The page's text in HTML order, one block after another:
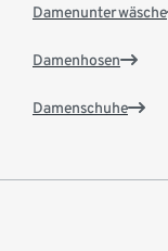
Damenunterwäsche
Damenhosen
Damenschuhe